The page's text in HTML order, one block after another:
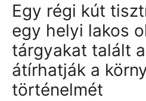
Egy régi kút
egy helyi lakos
tárgyakat talált
átírhatják a
történelmét